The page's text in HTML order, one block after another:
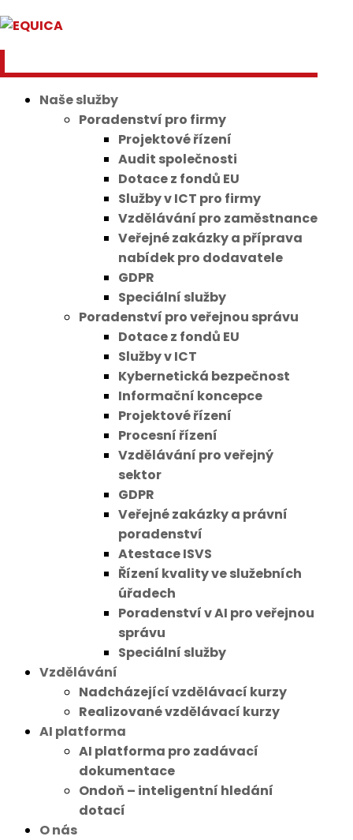
Naše služby
Poradenství pro firmy
Projektové řízení
Audit společnosti
Dotace z fondů EU
Služby v ICT pro firmy
Vzdělávání pro zaměstnance
Veřejné zakázky a příprava
nabídek pro dodavatele
GDPR
Speciální služby
Poradenství pro veřejnou správu
Dotace z fondů EU
Služby v ICT
Kybernetická bezpečnost
Informační koncepce
Projektové řízení
Procesní řízení
Vzdělávání pro veřejný
sektor
GDPR
Veřejné zakázky a právní
poradenství
Atestace ISVS
Řízení kvality ve služebních
úřadech
Poradenství v AI pro veřejnou
správu
Speciální služby
Vzdělávání
Nadcházející vzdělávací kurzy
Realizované vzdělávací kurzy
AI platforma
AI platforma pro zadávací
dokumentace
Ondoň – inteligentní hledání
dotací
O nás